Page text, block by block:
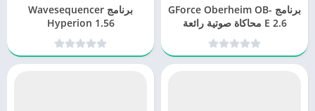
برنامج GForce Oberheim OB-
E 2.6 محاكاة صوتية رائعة
برنامج Wavesequencer
Hyperion 1.56